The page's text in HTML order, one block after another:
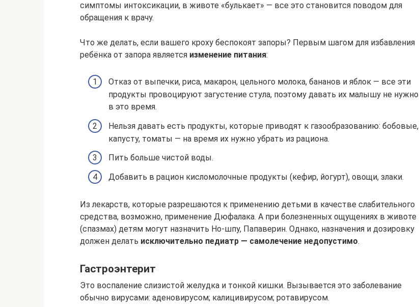
симптомы интоксикации, в животе «булькает» — все это становится поводом для
обращения к врачу.
Что же делать, если вашего кроху беспокоят запоры? Первым шагом для избавления
ребёнка от запора является изменение питания:
Отказ от выпечки, риса, макарон, цельного молока, бананов и яблок — все эти
продукты провоцируют загустение стула, поэтому давать их малышу не нужно
в это время.
Нельзя давать есть продукты, которые приводят к газообразованию: бобовые,
капусту, томаты — на время их нужно убрать из рациона.
Пить больше чистой воды.
Добавить в рацион кисломолочные продукты (кефир, йогурт), овощи, злаки.
Из лекарств, которые разрешаются к применению детьми в качестве слабительного
средства, возможно, применение Дюфалака. А при болезненных ощущениях в животе
(спазмах) детям могут назначить Но-шпу, Папаверин. Однако, назначения и дозировку
должен делать исключительно педиатр — самолечение недопустимо.
Гастроэнтерит
Это воспаление слизистой желудка и тонкой кишки. Вызывается это заболевание
обычно вирусами: аденовирусом; калицивирусом; ротавирусом.